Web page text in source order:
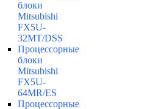
блоки
Mitsubishi
FX5U-
32MT/DSS
Процессорные
блоки
Mitsubishi
FX5U-
64MR/ES
Процессорные